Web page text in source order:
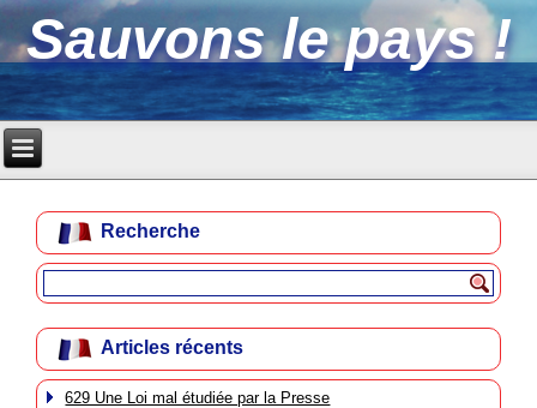
Sauvons le pays !
Recherche
Articles récents
629 Une Loi mal étudiée par la Presse